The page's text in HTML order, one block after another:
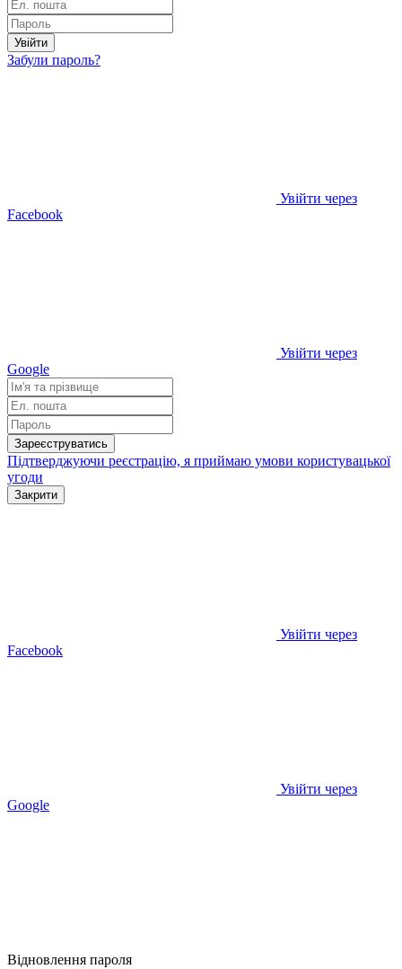
Увійти
Забули пароль?
Увійти через
Facebook
Увійти через
Google
Зареєструватись
Підтверджуючи реєстрацію, я приймаю умови користувацької
угоди
Закрити
Увійти через
Facebook
Увійти через
Google
Відновлення пароля